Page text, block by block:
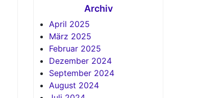
Archiv
April 2025
März 2025
Februar 2025
Dezember 2024
September 2024
August 2024